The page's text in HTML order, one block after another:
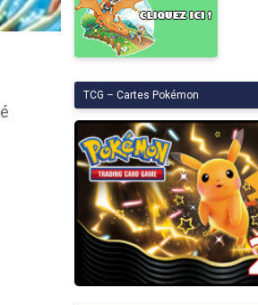
TCG – Cartes Pokémon